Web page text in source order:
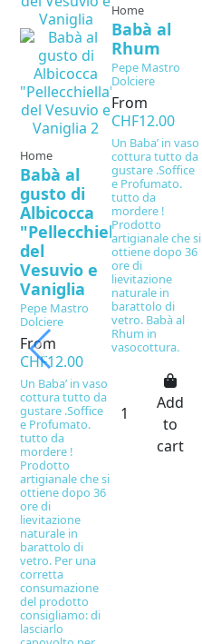
Home
Babà al
gusto di
Albicocca
"Pellecchiella"
del
Vesuvio e
Vaniglia
Pepe Mastro
Dolciere
From
CHF12.00
Un Baba’ in vaso
cottura tutto da
gustare .Soffice
e Profumato.
tutto da
mordere !
Prodotto
artigianale che si
ottiene dopo 36
ore di
lievitazione
naturale in
barattolo di
vetro. Per una
corretta
consumazione
del prodotto
consigliamo: di
lasciarlo
Home
Babà al
Rhum
Pepe Mastro
Dolciere
From
CHF12.00
Un Baba’ in vaso
cottura tutto da
gustare .Soffice
e Profumato.
tutto da
mordere !
Prodotto
artigianale che si
ottiene dopo 36
ore di
lievitazione
naturale in
barattolo di
vetro. Babà al
Rhum in
vasocottura.
Add
to
cart